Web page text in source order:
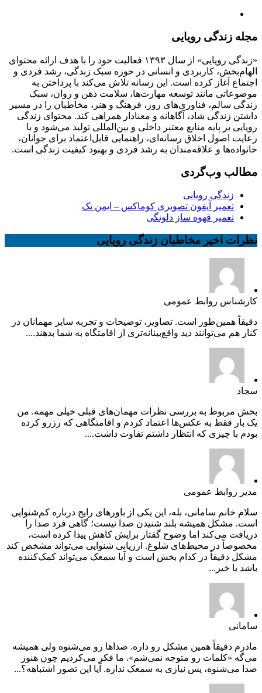
مجله زندگی رویایی
«زندگی رویایی» از سال ۱۳۹۳ فعالیت خود را با هدف ارائه محتوای
الهام‌بخش، کاربردی و انسانی در حوزه سبک زندگی، رشد فردی و
اجتماع آغاز کرده است. این رسانه تلاش می‌کند با پرداختن به
موضوعاتی مانند توسعه مهارت‌ها، سلامت ذهن و روان، سبک
زندگی سالم، فناوری‌های روز، فرهنگ و هنر، مخاطبان را در مسیر
داشتن زندگی شاد، آگاهانه و معنادار همراهی کند. محتوای زندگی
رویایی بر پایه منابع معتبر داخلی و بین‌المللی تولید می‌شود و با
رعایت اصول اخلاق رسانه‌ای، راهنمایی قابل‌اعتماد برای جوانان،
خانواده‌ها و علاقه‌مندان به رشد فردی و بهبود کیفیت زندگی است.
مطالب وب‌گردی
زندگی رویایی
تعمیر آیفون تصویری کوماکس – ایمن تک
تعمیر قهوه ساز دلونگی
نظرات اخیر مخاطبان زندگی رویایی
کارشناس روابط عمومی
دقیقاً همین‌طور است. تصاویر، توضیحات و تجربه سایر مهمانان در
کنار هم می‌توانند دید واقع‌بینانه‌تری از اقامتگاه به شما بدهند....
سجاد
بخش مربوط به بررسی نظرات مهمان‌های قبلی خیلی مهمه. من
یک بار فقط به عکس‌ها اعتماد کردم و اقامتگاهی که رزرو کرده
بودم با چیزی که انتظار داشتم تفاوت داشت....
مدیر روابط عمومی
سلام خانم سامانی، بله، این یکی از باورهای رایج درباره کم‌شنوایی
است. مشکل همیشه بلند شنیدن صدا نیست؛ گاهی فرد صدا را
دریافت می‌کند اما وضوح گفتار برایش کاهش پیدا کرده است،
مخصوصاً در محیط‌های شلوغ. ارزیابی شنوایی می‌تواند مشخص کند
مشکل دقیقاً در کدام بخش است و آیا سمعک می‌تواند کمک‌کننده
باشد یا خیر...
سامانی
مادرم دقیقاً همین مشکل رو داره. صداها رو می‌شنوه ولی همیشه
می‌گه «کلمات رو متوجه نمی‌شم». ما فکر می‌کردیم چون هنوز
صدا می‌شنوه، پس نیازی به سمعک نداره. آیا این تصور اشتباهه؟...